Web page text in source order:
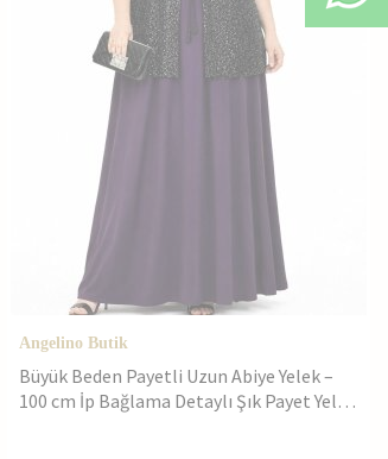
Angelino Butik
Büyük Beden Payetli Uzun Abiye Yelek –
100 cm İp Bağlama Detaylı Şık Payet Yelek